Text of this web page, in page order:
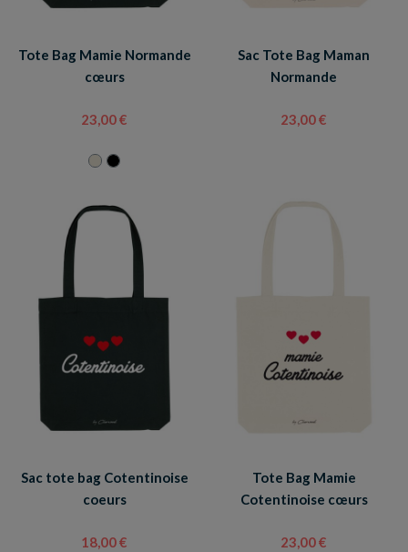
Tote Bag Mamie Normande
cœurs
23,00 €
Sac Tote Bag Maman
Normande
23,00 €
Sac tote bag Cotentinoise
coeurs
18,00 €
Tote Bag Mamie
Cotentinoise cœurs
23,00 €